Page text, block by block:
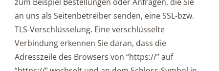
an uns als Seitenbetreiber senden, eine SSL-bzw.
TLS-Verschlüsselung. Eine verschlüsselte
Verbindung erkennen Sie daran, dass die
Adresszeile des Browsers von “https://” auf